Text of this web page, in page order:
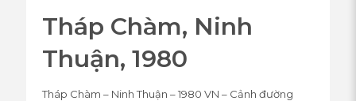
Tháp Chàm, Ninh
Thuận, 1980
Tháp Chàm – Ninh Thuận – 1980 VN – Cảnh đường